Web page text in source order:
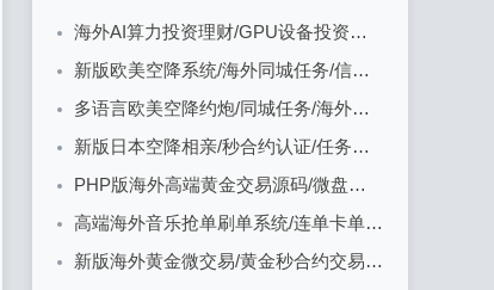
海外AI算力投资理财/GPU设备投资返利/多级分销
新版欧美空降系统/海外同城任务/信用分/空降约炮
多语言欧美空降约炮/同城任务/海外空降系统
新版日本空降相亲/秒合约认证/任务认证/空降微交易
PHP版海外高端黄金交易源码/微盘微交易/黄金投资交易
高端海外音乐抢单刷单系统/连单卡单/前端uniapp
新版海外黄金微交易/黄金秒合约交易/黄金投资/前端VUE